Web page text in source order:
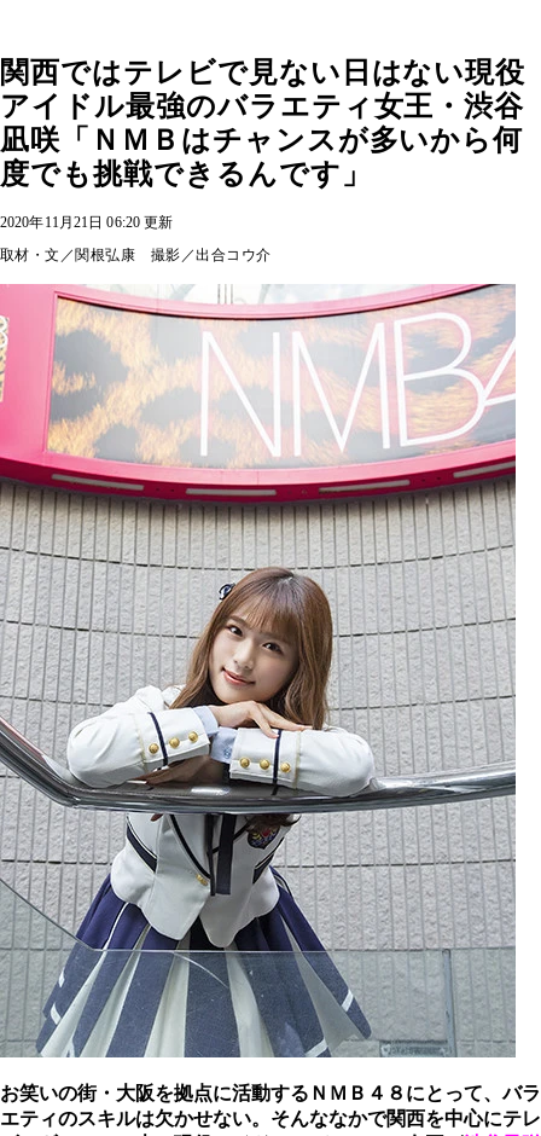
関西ではテレビで見ない日はない現役
アイドル最強のバラエティ女王・渋谷
凪咲「ＮＭＢはチャンスが多いから何
度でも挑戦できるんです」
2020年11月21日 06:20 更新
取材・文／関根弘康 撮影／出合コウ介
お笑いの街・大阪を拠点に活動するＮＭＢ４８にとって、バラ
エティのスキルは欠かせない。そんななかで関西を中心にテレ